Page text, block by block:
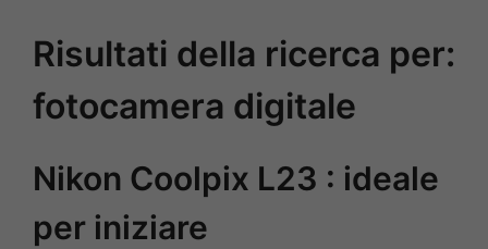
Risultati della ricerca per:
fotocamera digitale
Nikon Coolpix L23 : ideale
per iniziare